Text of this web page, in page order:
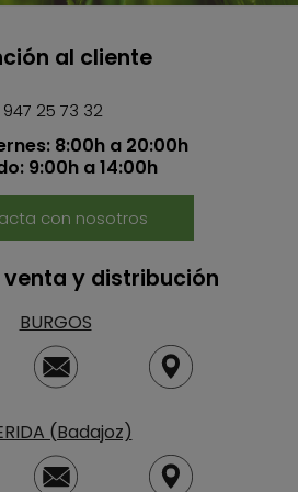
al cliente
947 25 73 32
8:00h a 20:00h
9:00h a 14:00h
con nosotros
venta y distribución
BURGOS
(Badajoz)